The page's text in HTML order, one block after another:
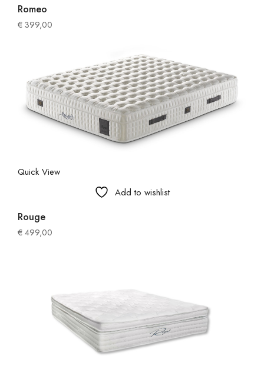
Romeo
€ 399,00
Quick View
Add to wishlist
Rouge
€ 499,00